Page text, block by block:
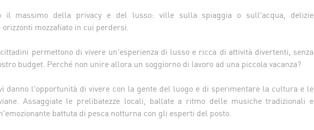
il massimo della privacy e del lusso: ville sulla spiaggia o sull'acqua, delizie
mozzafiato in cui perdersi.
permettono di vivere un'esperienza di lusso e ricca di attività divertenti, senza
budget. Perché non unire allora un soggiorno di lavoro ad una piccola vacanza?
danno l'opportunità di vivere con la gente del luogo e di sperimentare la cultura e le
Assaggiate le prelibatezze locali, ballate a ritmo delle musiche tradizionali e
battuta di pesca notturna con gli esperti del posto.